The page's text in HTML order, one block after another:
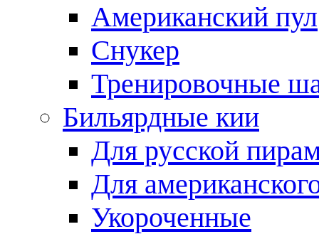
Американский пул
Снукер
Тренировочные
Бильярдные кии
Для русской
Для
Укороченные